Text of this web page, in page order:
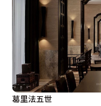
葛里法五世